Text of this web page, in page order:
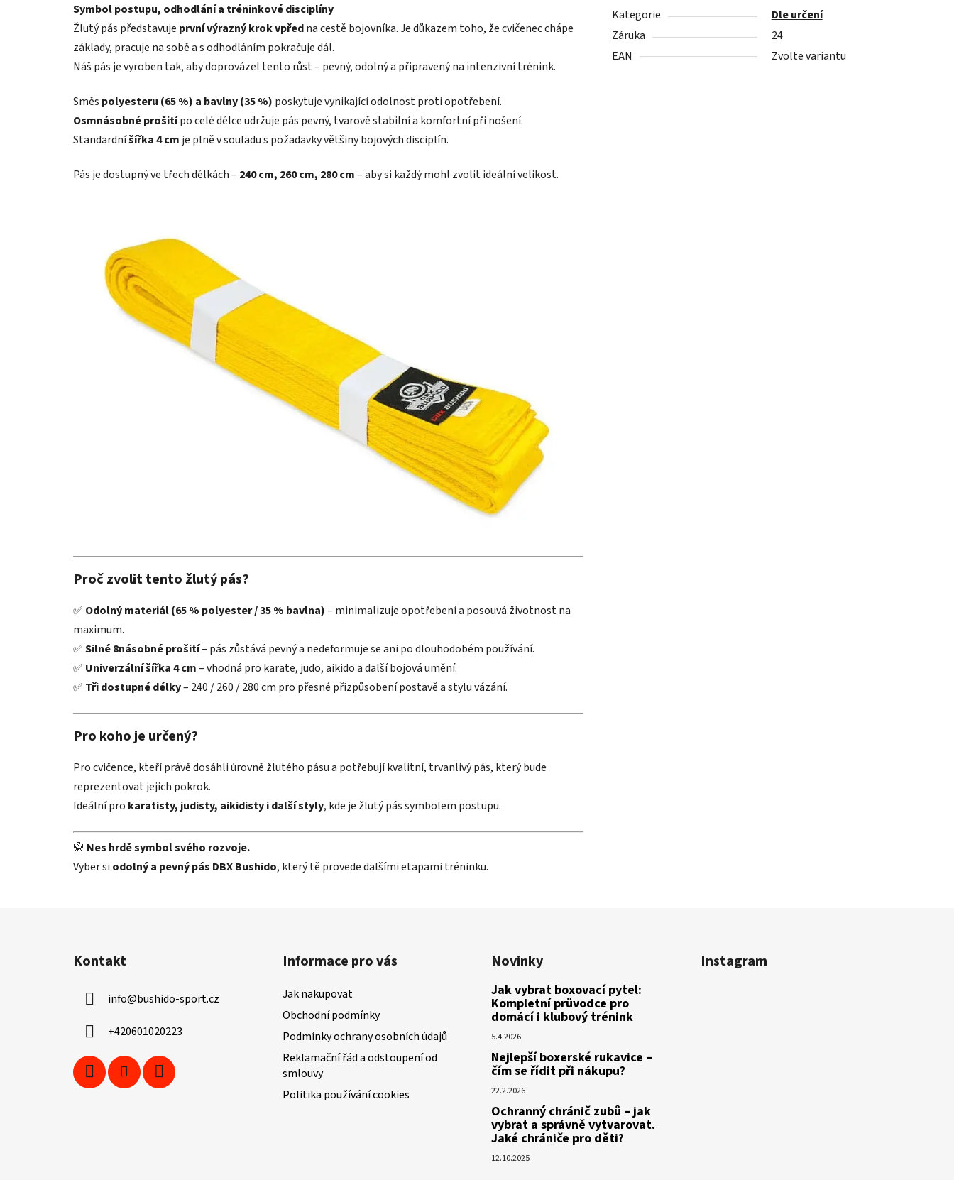
Symbol postupu, odhodlání a tréninkové disciplíny
Žlutý pás představuje první výrazný krok vpředna cestě bojovníka. Je důkazem toho, že cvičenec chápe
základy, pracuje na sobě a s odhodláním pokračuje dál.
Náš pás je vyroben tak, aby doprovázel tento růst – pevný, odolný a připravený na intenzivní trénink.
Směs polyesteru (65 %) a bavlny (35 %) poskytuje vynikající odolnost proti opotřebení.
Osmnásobné prošitípo celé délce udržuje pás pevný, tvarově stabilní a komfortní při nošení.
Standardníšířka 4 cm je plně v souladu s požadavky většiny bojových disciplín.
Pás je dostupný ve třech délkách – 240 cm, 260 cm, 280 cm– aby si každý mohl zvolit ideální velikost.
Proč zvolit tento žlutý pás?
✅ Odolný materiál (65 % polyester / 35 % bavlna)– minimalizuje opotřebení a posouvá životnost na
maximum.
✅Silné 8násobné prošití– pás zůstává pevný a nedeformuje se ani po dlouhodobém používání.
✅ Univerzální šířka 4 cm– vhodná pro karate, judo, aikido a další bojová umění.
✅ Tři dostupné délky– 240 / 260 / 280 cm pro přesné přizpůsobení postavě a stylu vázání.
Pro koho je určený?
Pro cvičence, kteří právě dosáhli úrovně žlutého pásu a potřebují kvalitní, trvanlivý pás, který bude
reprezentovat jejich pokrok.
Ideální pro karatisty, judisty, aikidisty i další styly, kde je žlutý pás symbolem postupu.
🥋 Nes hrdě symbol svého rozvoje.
Vyber si odolný a pevný pás DBX Bushido, který tě provede dalšími etapami tréninku.
Kategorie
Dle určení
Záruka
24
EAN
Zvolte variantu
Kontakt
info@bushido-sport.cz
+420601020223
Informace pro vás
Jak nakupovat
Obchodní podmínky
Podmínky ochrany osobních údajů
Reklamační řád a odstoupení od
smlouvy
Politika používání cookies
Novinky
Jak vybrat boxovací pytel:
Kompletní průvodce pro
domácí i klubový trénink
5.4.2026
Nejlepší boxerské rukavice –
čím se řídit při nákupu?
22.2.2026
Ochranný chránič zubů – jak
vybrat a správně vytvarovat.
Jaké chrániče pro děti?
12.10.2025
Instagram